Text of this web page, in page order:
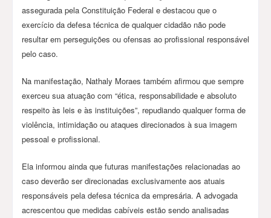
assegurada pela Constituição Federal e destacou que o
exercício da defesa técnica de qualquer cidadão não pode
resultar em perseguições ou ofensas ao profissional responsável
pelo caso.
Na manifestação, Nathaly Moraes também afirmou que sempre
exerceu sua atuação com “ética, responsabilidade e absoluto
respeito às leis e às instituições”, repudiando qualquer forma de
violência, intimidação ou ataques direcionados à sua imagem
pessoal e profissional.
Ela informou ainda que futuras manifestações relacionadas ao
caso deverão ser direcionadas exclusivamente aos atuais
responsáveis pela defesa técnica da empresária. A advogada
acrescentou que medidas cabíveis estão sendo analisadas